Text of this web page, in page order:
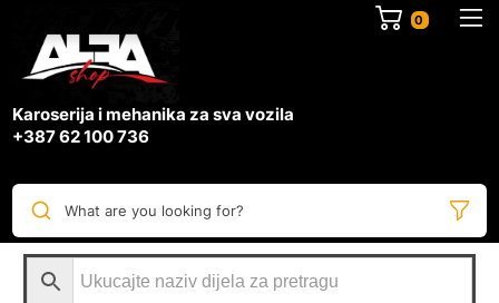
0
Karoserija i mehanika za sva vozila
+387 62 100 736
What are you looking for?